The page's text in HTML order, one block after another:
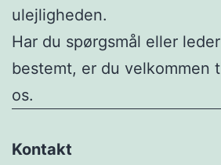
ulejligheden.
Har du spørgsmål eller
bestemt, er du velkommen
os.
Kontakt